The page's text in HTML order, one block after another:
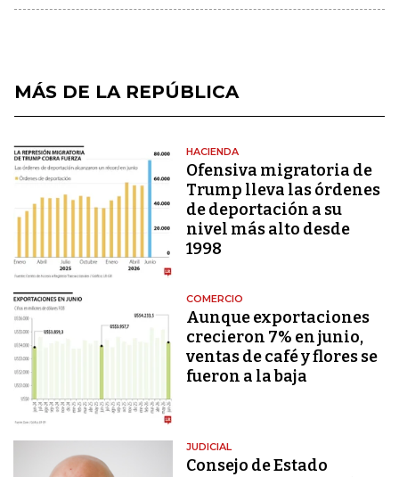
MÁS DE LA REPÚBLICA
HACIENDA
Ofensiva migratoria de
Trump lleva las órdenes
de deportación a su
nivel más alto desde
1998
COMERCIO
Aunque exportaciones
crecieron 7% en junio,
ventas de café y flores se
fueron a la baja
JUDICIAL
Consejo de Estado